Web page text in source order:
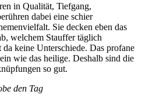
in Qualität, Tiefgang,
dabei eine schier
Sie decken eben das
welchem Stauffer täglich
da keine Unterschiede. Das profane
wie das heilige. Deshalb sind die
so gut.
den Tag